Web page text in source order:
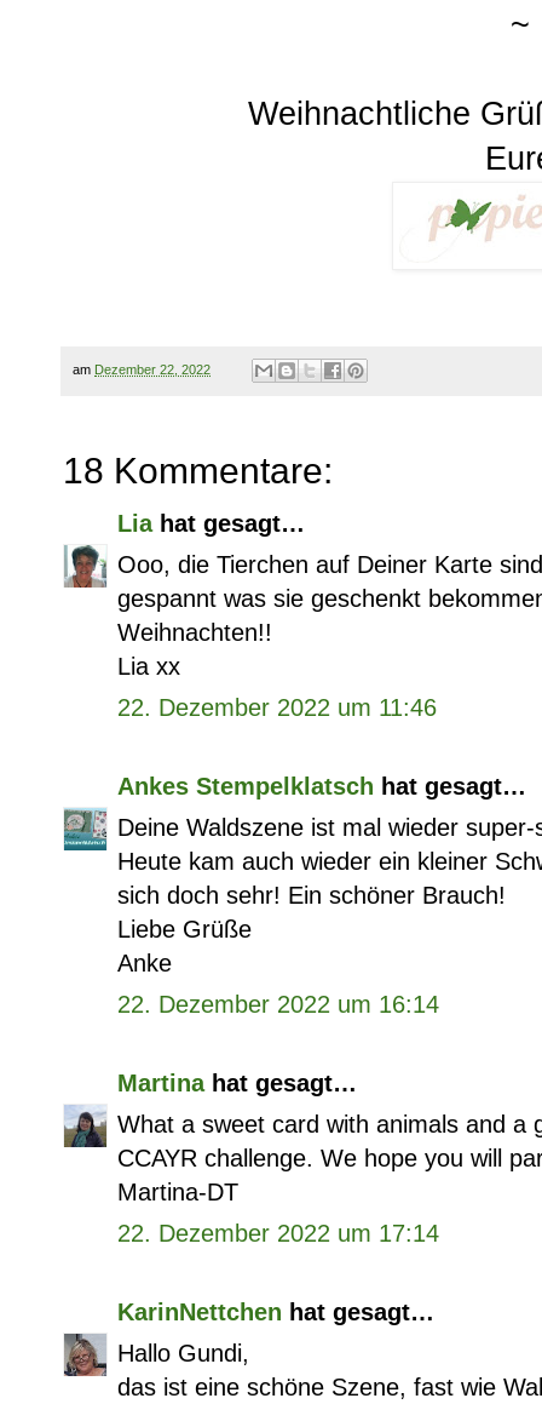
~
Weihnachtliche
am Dezember 22, 2022
18 Kommentare:
Liahat gesagt…
Ooo, die Tierchen auf Deiner Karte
gespannt was sie geschenkt
Weihnachten!!
Lia xx
22. Dezember 2022 um 11:46
Ankes Stempelklatsch hat gesagt…
Deine Waldszene ist mal wieder
Heute kam auch wieder ein kleiner
sich doch sehr! Ein schöner Brauch!
Liebe Grüße
Anke
22. Dezember 2022 um 16:14
Martina hat gesagt…
What a sweet card with animals and a
CCAYR challenge. We hope you will
Martina-DT
22. Dezember 2022 um 17:14
KarinNettchen hat gesagt…
Hallo Gundi,
das ist eine schöne Szene, fast wie